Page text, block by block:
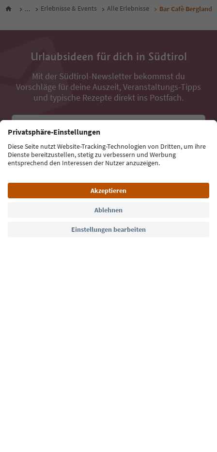
... Erlebnisse & Events Alle Erlebnisse Bar Cafè Bergland
Urlaubsideen für dich in Südtirol
Mit der Südtirol-Newsletter bekommst du
Vorschläge für deine Auszeit, Veranstaltungs-Tipps
und typische Rezepte direkt ins Postfach.
Jetzt anmelden